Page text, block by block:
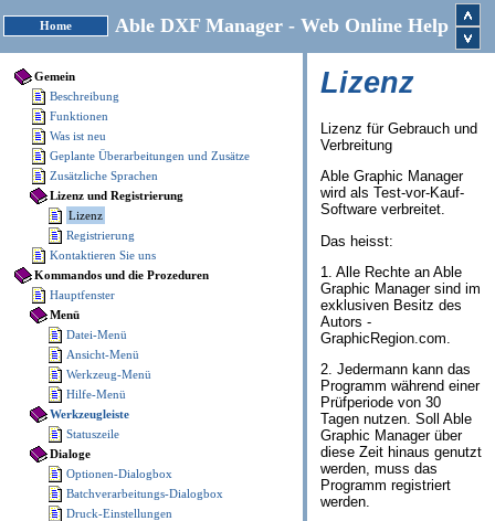
Home Able DXF Manager - Web Online Help
Gemein
Beschreibung
Funktionen
Was ist neu
Geplante Überarbeitungen und Zusätze
Zusätzliche Sprachen
Lizenz und Registrierung
Lizenz
Registrierung
Kontaktieren Sie uns
Kommandos und die Prozeduren
Hauptfenster
Menü
Datei-Menü
Ansicht-Menü
Werkzeug-Menü
Hilfe-Menü
Werkzeugleiste
Statuszeile
Dialoge
Optionen-Dialogbox
Batchverarbeitungs-Dialogbox
Druck-Einstellungen
Lizenz
Lizenz für Gebrauch und
Verbreitung
Able Graphic Manager
wird als Test-vor-Kauf-
Software verbreitet.
Das heisst:
1. Alle Rechte an Able
Graphic Manager sind im
exklusiven Besitz des
Autors -
GraphicRegion.com.
2. Jedermann kann das
Programm während einer
Prüfperiode von 30
Tagen nutzen. Soll Able
Graphic Manager über
diese Zeit hinaus genutzt
werden, muss das
Programm registriert
werden.